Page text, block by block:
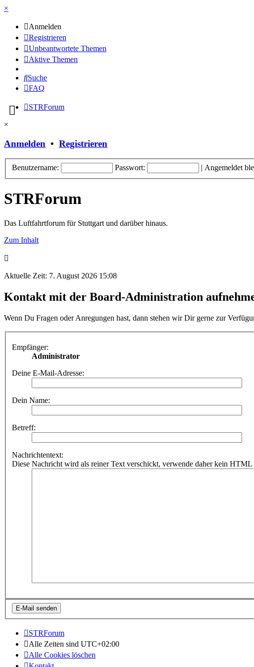
×
Anmelden
Registrieren
Unbeantwortete Themen
Aktive Themen
Suche
FAQ
STRForum
×
Anmelden • Registrieren
Benutzername: Passwort: | Angemeldet
STRForum
Das Luftfahrtforum für Stuttgart und darüber hinaus.
Zum Inhalt
Aktuelle Zeit: 7. August 2026 15:08
Kontakt mit der Board-Administration
Wenn Du Fragen oder Anregungen hast, dann stehen wir Dir gerne zur
Empfänger:
Administrator
Deine E-Mail-Adresse:
Dein Name:
Betreff:
Nachrichtentext:
Diese Nachricht wird als reiner Text verschickt, verwende daher kein
STRForum
Alle Zeiten sind UTC+02:00
Alle Cookies löschen